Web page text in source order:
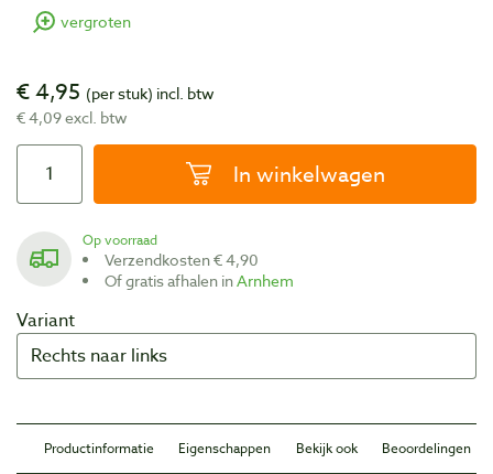
vergroten
€ 4,95 (per stuk) incl. btw
€ 4,09 excl. btw
In winkelwagen
Op voorraad
Verzendkosten € 4,90
Of gratis afhalen inArnhem
Variant
Productinformatie Eigenschappen Bekijk ook Beoordelingen